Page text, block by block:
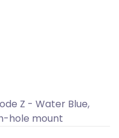
Z - Water Blue,
hole mount